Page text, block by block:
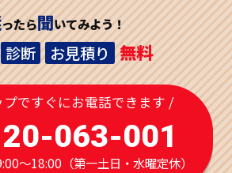
ったら聞いてみよう！
診断 お見積り 無料
ですぐにお電話できます /
063-001
～18:00（第一土日・水曜定休）